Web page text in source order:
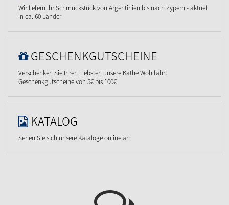
Wir liefern Ihr Schmuckstück von Argentinien bis nach Zypern - aktuell
in ca. 60 Länder
GESCHENKGUTSCHEINE
Verschenken Sie Ihren Liebsten unsere Käthe Wohlfahrt
Geschenkgutscheine von 5€ bis 100€
KATALOG
Sehen Sie sich unsere Kataloge online an